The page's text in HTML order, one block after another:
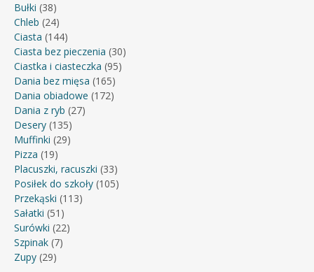
Bułki (38)
Chleb (24)
Ciasta (144)
Ciasta bez pieczenia (30)
Ciastka i ciasteczka (95)
Dania bez mięsa (165)
Dania obiadowe (172)
Dania z ryb (27)
Desery (135)
Muffinki (29)
Pizza (19)
Placuszki, racuszki (33)
Posiłek do szkoły (105)
Przekąski (113)
Sałatki (51)
Surówki (22)
Szpinak (7)
Zupy (29)